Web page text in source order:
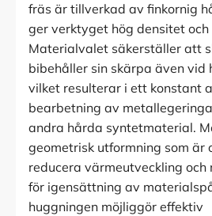
fräs är tillverkad av finkornig
ger verktyget hög densitet
Materialvalet säkerställer att
bibehåller sin skärpa även vid
vilket resulterar i ett konstant
bearbetning av
andra hårda syntetmaterial.
geometrisk utformning som
reducera värmeutveckling och
för igensättning av
huggningen möjliggör effektiv